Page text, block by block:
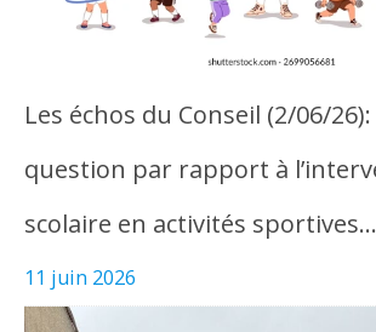
Les échos du Conseil (2/06/
question par rapport à
scolaire en activités sportives…
11 juin 2026